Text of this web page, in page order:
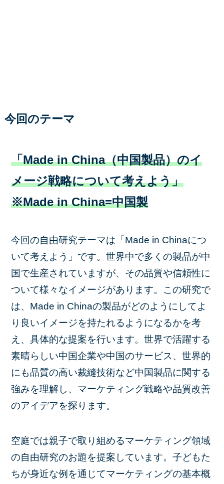
今回のテーマ
「Made in China（中国製品）のイ
メージ戦略について考えよう」
※Made in China=中国製
今回の自由研究テーマは「Made in Chinaにつ
いて考えよう」です。世界中で多くの製品が中
国で生産されていますが、その品質や信頼性に
ついて様々なイメージがあります。この研究で
は、Made in Chinaの製品がどのようにしてよ
り良いイメージを持たれるようになるかを考
え、具体的な提案を行います。世界で活躍する
素晴らしい中国企業や中国のサービス、世界的
にも品質の高い裁縫技術など中国製品に関する
強みを理解し、マーケティング戦略や品質改善
のアイデアを探ります。
空庭では親子で取り組めるマーケティング領域
の自由研究のお題を提案しています。子どもた
ちが身近な例を通じてマーケティングの基本概